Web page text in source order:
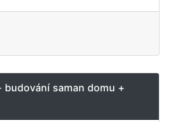
budování saman domu +